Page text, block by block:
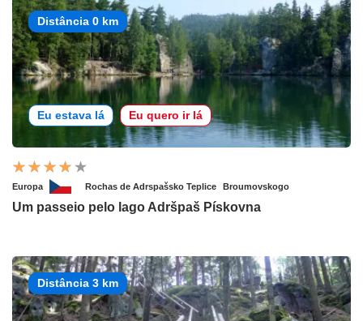
Distância 0 km
Eu estava lá Eu quero ir lá
Europa Rochas de Adrspašsko Teplice Broumovskogo
Um passeio pelo lago Adršpaš Pískovna
Distância 3 km